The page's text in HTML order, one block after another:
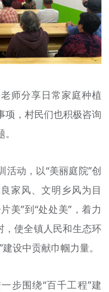
+
师分享日常家庭种植
项，村民们也积极咨询
活动，以“美丽庭院”创
家风、文明乡风为目
美”到“处处美”，着力
，使全镇人民和生态环
设中贡献巾帼力量。
步围绕“百千工程”建